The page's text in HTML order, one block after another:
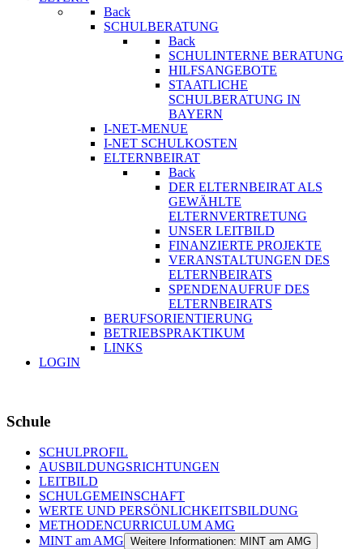
Back
SCHULBERATUNG
Back
SCHULINTERNE BERATUNG
HILFSANGEBOTE
STAATLICHE
SCHULBERATUNG IN
BAYERN
I-NET-MENUE
I-NET SCHULKOSTEN
ELTERNBEIRAT
Back
DER ELTERNBEIRAT ALS
GEWÄHLTE
ELTERNVERTRETUNG
UNSER LEITBILD
FINANZIERTE PROJEKTE
VERANSTALTUNGEN DES
ELTERNBEIRATS
SPENDENAUFRUF DES
ELTERNBEIRATS
BERUFSORIENTIERUNG
BETRIEBSPRAKTIKUM
LINKS
LOGIN
Schule
SCHULPROFIL
AUSBILDUNGSRICHTUNGEN
LEITBILD
SCHULGEMEINSCHAFT
WERTE UND PERSÖNLICHKEITSBILDUNG
METHODENCURRICULUM AMG
MINT am AMG Weitere Informationen: MINT am AMG